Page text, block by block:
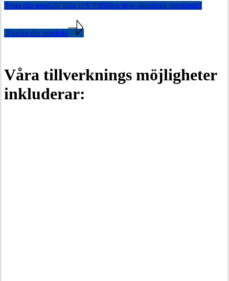
Testa din produkt idag och förbättra dess akustiska prestanda!
.Skicka din produkt
Våra tillverknings möjligheter
inkluderar: